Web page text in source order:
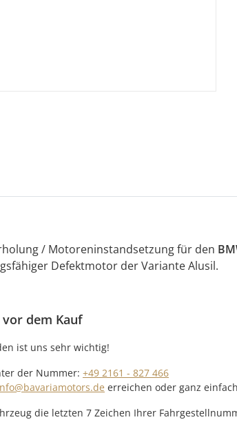
/ Motoreninstandsetzung für den
Defektmotor der Variante Alusil.
dem Kauf
ist uns sehr wichtig!
der Nummer: +49 2161 - 827 466
erreichen oder ganz
die letzten 7 Zeichen Ihrer